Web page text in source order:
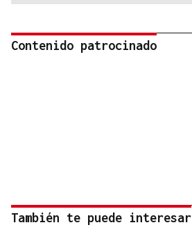
Contenido patrocinado
También te puede interesar